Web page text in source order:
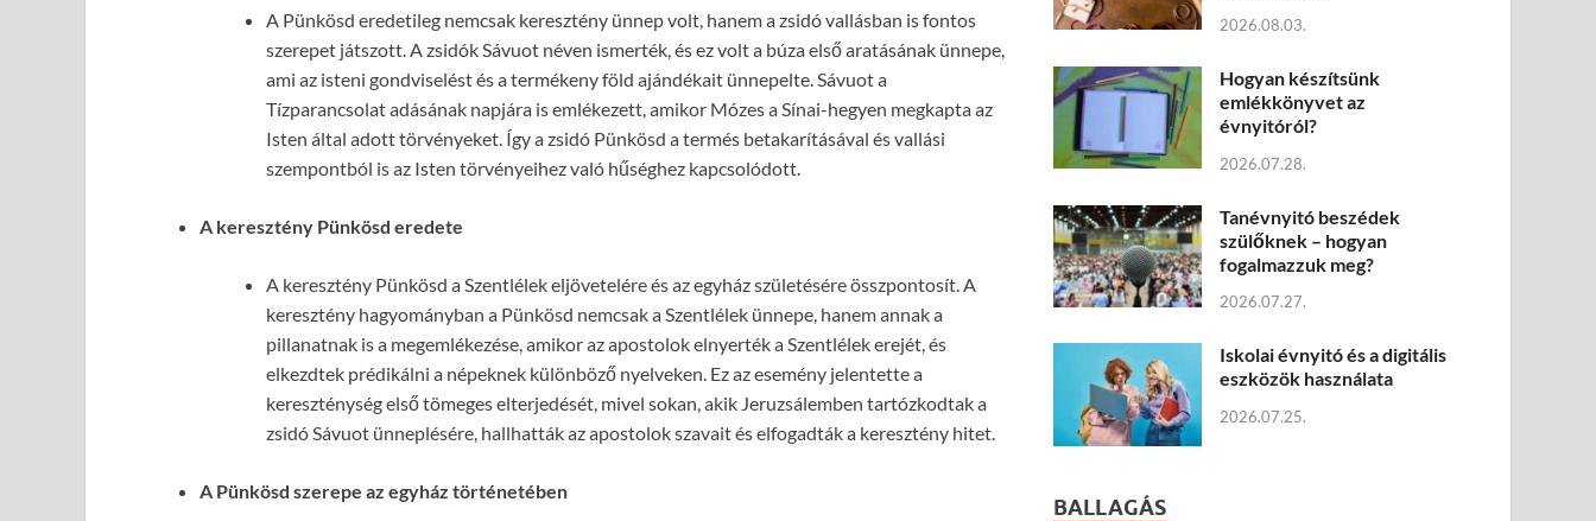
A Pünkösd eredetileg nemcsak keresztény ünnep volt, hanem a zsidó vallásban is fontos
szerepet játszott. A zsidók Sávuot néven ismerték, és ez volt a búza első aratásának ünnepe,
ami az isteni gondviselést és a termékeny föld ajándékait ünnepelte. Sávuot a
Tízparancsolat adásának napjára is emlékezett, amikor Mózes a Sínai-hegyen megkapta az
Isten által adott törvényeket. Így a zsidó Pünkösd a termés betakarításával és vallási
szempontból is az Isten törvényeihez való hűséghez kapcsolódott.
A keresztény Pünkösd eredete
A keresztény Pünkösd a Szentlélek eljövetelére és az egyház születésére összpontosít. A
keresztény hagyományban a Pünkösd nemcsak a Szentlélek ünnepe, hanem annak a
pillanatnak is a megemlékezése, amikor az apostolok elnyerték a Szentlélek erejét, és
elkezdtek prédikálni a népeknek különböző nyelveken. Ez az esemény jelentette a
kereszténység első tömeges elterjedését, mivel sokan, akik Jeruzsálemben tartózkodtak a
zsidó Sávuot ünneplésére, hallhatták az apostolok szavait és elfogadták a keresztény hitet.
A Pünkösd szerepe az egyház történetében
2026.08.03.
Hogyan készítsünk
emlékkönyvet az
évnyitóról?
2026.07.28.
Tanévnyitó beszédek
szülőknek – hogyan
fogalmazzuk meg?
2026.07.27.
Iskolai évnyitó és a digitális
eszközök használata
2026.07.25.
BALLAGÁS